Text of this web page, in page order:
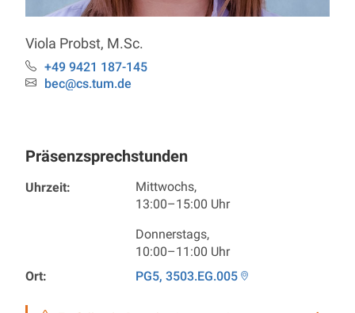
Viola Probst, M.Sc.
Telefon:
+49 9421 187-145
Email:bec@cs.tum.de
Präsenzsprechstunden
Uhrzeit:
Mittwochs,
13:00–15:00 Uhr
Donnerstags,
10:00–11:00 Uhr
Ort:
PG5, 3503.EG.005